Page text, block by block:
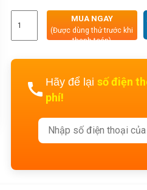
MUA NGAY
(Được dùng thử trước khi
thanh toán)
Hãy để lạisố điện
phí!